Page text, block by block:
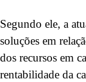
Segundo ele, a
soluções em
dos recursos em
rentabilidade da